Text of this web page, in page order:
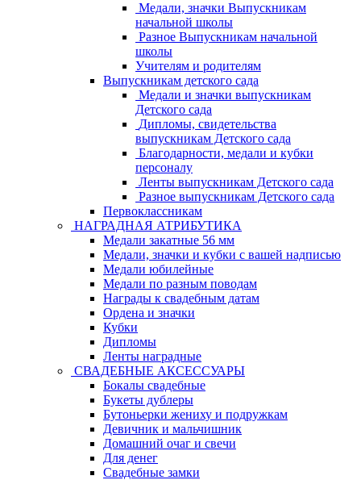
Медали, значки Выпускникам
начальной школы
Разное Выпускникам начальной
школы
Учителям и родителям
Выпускникам детского сада
Медали и значки выпускникам
Детского сада
Дипломы, свидетельства
выпускникам Детского сада
Благодарности, медали и кубки
персоналу
Ленты выпускникам Детского сада
Разное выпускникам Детского сада
Первоклассникам
НАГРАДНАЯ АТРИБУТИКА
Медали закатные 56 мм
Медали, значки и кубки с вашей надписью
Медали юбилейные
Медали по разным поводам
Награды к свадебным датам
Ордена и значки
Кубки
Дипломы
Ленты наградные
СВАДЕБНЫЕ АКСЕССУАРЫ
Бокалы свадебные
Букеты дублеры
Бутоньерки жениху и подружкам
Девичник и мальчишник
Домашний очаг и свечи
Для денег
Свадебные замки